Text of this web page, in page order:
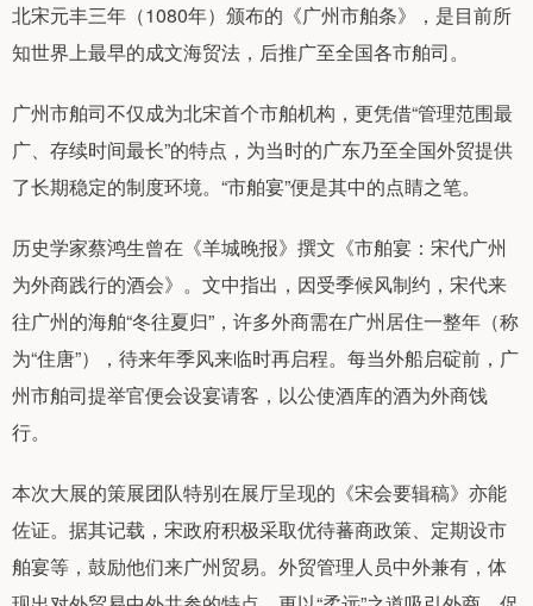
北宋元丰三年（1080年）颁布的《广州市舶条》，是目前所
知世界上最早的成文海贸法，后推广至全国各市舶司。
广州市舶司不仅成为北宋首个市舶机构，更凭借“管理范围最
广、存续时间最长”的特点，为当时的广东乃至全国外贸提供
了长期稳定的制度环境。“市舶宴”便是其中的点睛之笔。
历史学家蔡鸿生曾在《羊城晚报》撰文《市舶宴：宋代广州
为外商践行的酒会》。文中指出，因受季候风制约，宋代来
往广州的海舶“冬往夏归”，许多外商需在广州居住一整年（称
为“住唐”），待来年季风来临时再启程。每当外船启碇前，广
州市舶司提举官便会设宴请客，以公使酒库的酒为外商饯
行。
本次大展的策展团队特别在展厅呈现的《宋会要辑稿》亦能
佐证。据其记载，宋政府积极采取优待蕃商政策、定期设市
舶宴等，鼓励他们来广州贸易。外贸管理人员中外兼有，体